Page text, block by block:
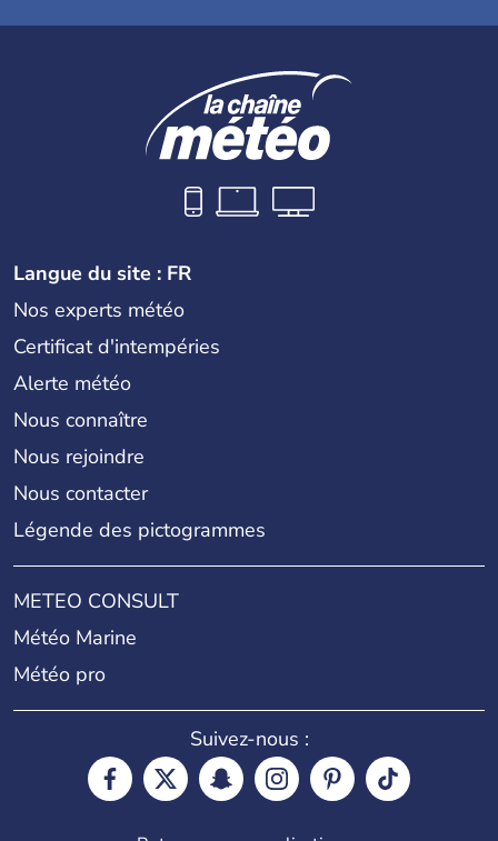
Langue du site : FR
Nos experts météo
Certificat d'intempéries
Alerte météo
Nous connaître
Nous rejoindre
Nous contacter
Légende des pictogrammes
METEO CONSULT
Météo Marine
Météo pro
Suivez-nous :